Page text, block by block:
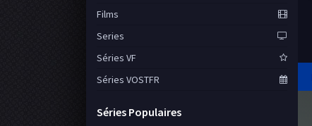
Films
Series
Séries VF
Séries VOSTFR
Séries Populaires